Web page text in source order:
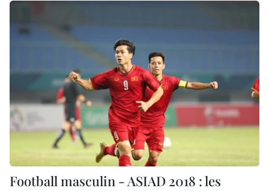
Football masculin - ASIAD 2018 : les